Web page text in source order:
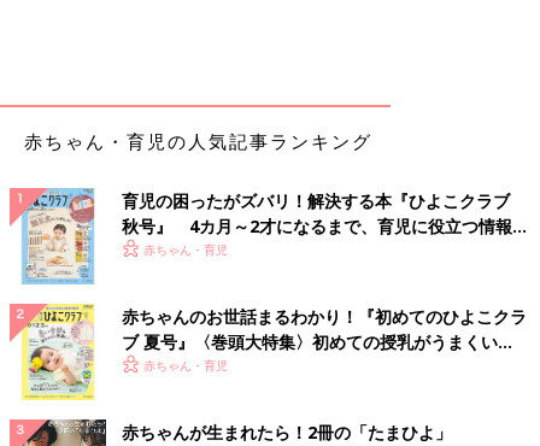
赤ちゃん・育児の人気記事ランキング
育児の困ったがズバリ！解決する本『ひよこクラブ
秋号』 4カ月～2才になるまで、育児に役立つ情報が
いっぱい！
赤ちゃん・育児
赤ちゃんのお世話まるわかり！『初めてのひよこクラ
ブ 夏号』〈巻頭大特集〉初めての授乳がうまくい
く！ おっぱい・ミルクの基本と夏のトラブル 解決テ
赤ちゃん・育児
赤ちゃんが生まれたら！2冊の「たまひよ」